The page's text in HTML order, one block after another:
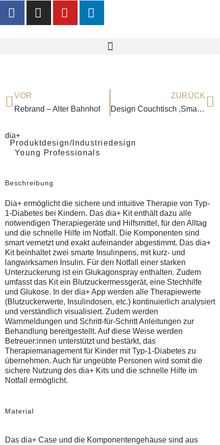
VOR
Rebrand – Alter Bahnhof
ZURÜCK
Design Couchtisch ‚Small Wave‘
dia+
Produktdesign/Industriedesign
Young Professionals
Beschreibung
Dia+ ermöglicht die sichere und intuitive Therapie von Typ-
1-Diabetes bei Kindern. Das dia+ Kit enthält dazu alle
notwendigen Therapiegeräte und Hilfsmittel, für den Alltag
und die schnelle Hilfe im Notfall. Die Komponenten sind
smart vernetzt und exakt aufeinander abgestimmt. Das dia+
Kit beinhaltet zwei smarte Insulinpens, mit kurz- und
langwirksamen Insulin. Für den Notfall einer starken
Unterzuckerung ist ein Glukagonspray enthalten. Zudem
umfasst das Kit ein Blutzuckermessgerät, eine Stechhilfe
und Glukose. In der dia+ App werden alle Therapiewerte
(Blutzuckerwerte, Insulindosen, etc.) kontinuierlich analysiert
und verständlich visualisiert. Zudem werden
Warnmeldungen und Schritt-für-Schritt Anleitungen zur
Behandlung bereitgestellt. Auf diese Weise werden
Betreuer:innen unterstützt und bestärkt, das
Therapiemanagement für Kinder mit Typ-1-Diabetes zu
übernehmen. Auch für ungeübte Personen wird somit die
sichere Nutzung des dia+ Kits und die schnelle Hilfe im
Notfall ermöglicht.
Material
Das dia+ Case und die Komponentengehäuse sind aus